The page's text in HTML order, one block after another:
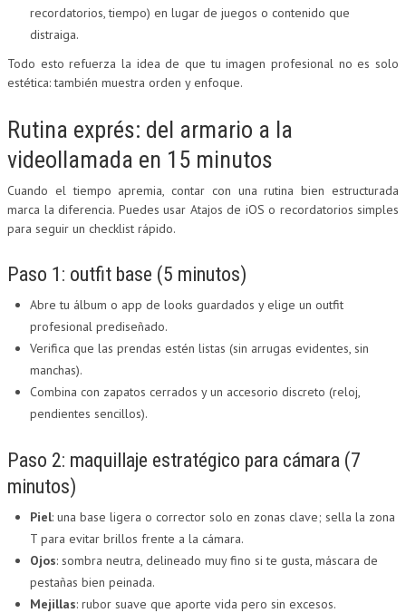
recordatorios, tiempo) en lugar de juegos o contenido que
distraiga.
Todo esto refuerza la idea de que tu imagen profesional no es solo
estética: también muestra orden y enfoque.
Rutina exprés: del armario a la
videollamada en 15 minutos
Cuando el tiempo apremia, contar con una rutina bien estructurada
marca la diferencia. Puedes usar Atajos de iOS o recordatorios simples
para seguir un checklist rápido.
Paso 1: outfit base (5 minutos)
Abre tu álbum o app de looks guardados y elige un outfit
profesional prediseñado.
Verifica que las prendas estén listas (sin arrugas evidentes, sin
manchas).
Combina con zapatos cerrados y un accesorio discreto (reloj,
pendientes sencillos).
Paso 2: maquillaje estratégico para cámara (7
minutos)
Piel: una base ligera o corrector solo en zonas clave; sella la zona
T para evitar brillos frente a la cámara.
Ojos: sombra neutra, delineado muy fino si te gusta, máscara de
pestañas bien peinada.
Mejillas: rubor suave que aporte vida pero sin excesos.